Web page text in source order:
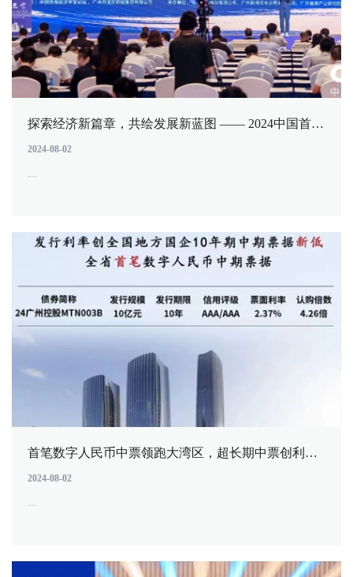
探索经济新篇章，共绘发展新蓝图 —— 2024中国首席经济学家论坛暨第三届大湾区（黄埔）经济发展大会圆满落幕！
2024-08-02
首笔数字人民币中票领跑大湾区，超长期中票创利率新低——广开控股成功发行10亿元10年期中票
2024-08-02